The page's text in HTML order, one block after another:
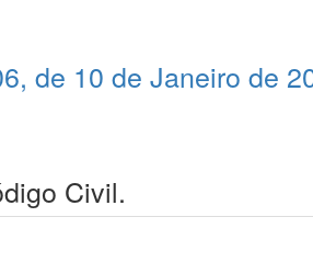
de 10 de Janeiro de
Civil.